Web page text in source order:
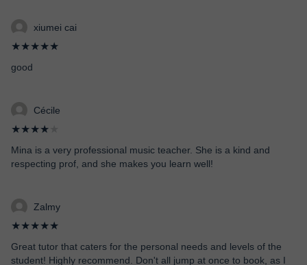
xiumei cai
★★★★★
good
Cécile
★★★★
Mina is a very professional music teacher. She is a kind and
respecting prof, and she makes you learn well!
Zalmy
★★★★★
Great tutor that caters for the personal needs and levels of the
student! Highly recommend. Don't all jump at once to book, as I